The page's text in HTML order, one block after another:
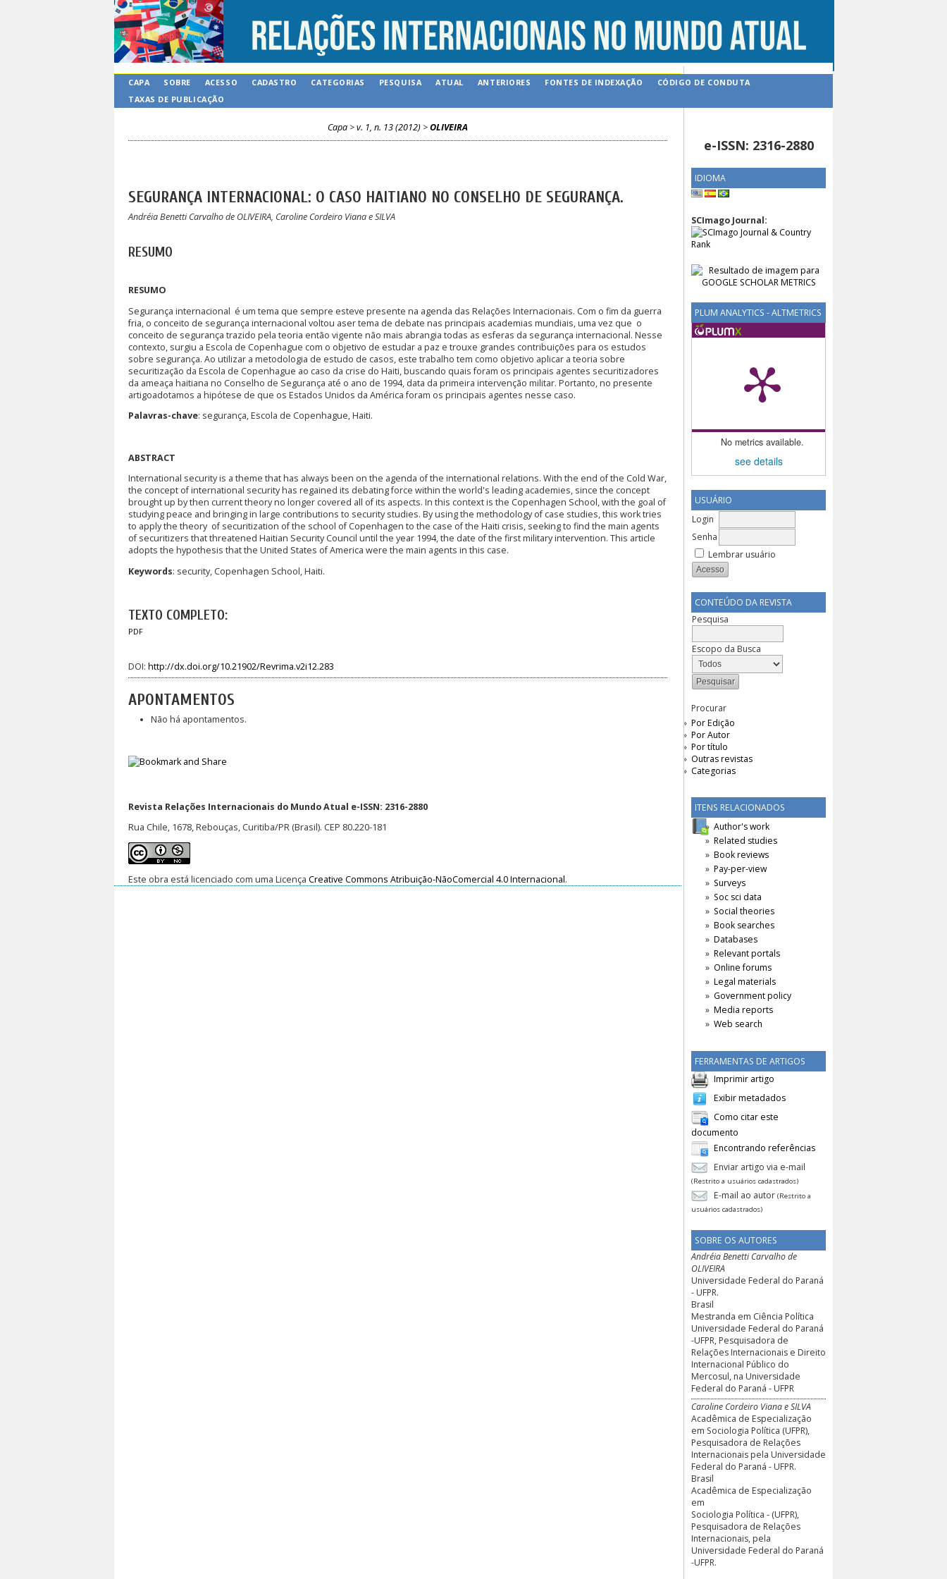
e-ISSN: 2316-2880
IDIOMA
SCImago Journal:
PLUM ANALYTICS - ALTMETRICS
No metrics available.
see details
USUÁRIO
Login
Senha
Lembrar usuário
CONTEÚDO DA REVISTA
Pesquisa
Escopo da Busca
Procurar
Por Edição
Por Autor
Por título
Outras revistas
Categorias
ITENS RELACIONADOS
Author's work
Related studies
Book reviews
Pay-per-view
Surveys
Soc sci data
Social theories
Book searches
Databases
Relevant portals
Online forums
Legal materials
Government policy
Media reports
Web search
FERRAMENTAS DE ARTIGOS
Imprimir artigo
Exibir metadados
Como citar este
documento
Encontrando referências
Enviar artigo via e-mail
(Restrito a usuários cadastrados)
E-mail ao autor (Restrito a
usuários cadastrados)
SOBRE OS AUTORES
Andréia Benetti Carvalho de
OLIVEIRA
Universidade Federal do Paraná
- UFPR.
Brasil
Mestranda em Ciência Política
Universidade Federal do Paraná
-UFPR, Pesquisadora de
Relações Internacionais e Direito
Internacional Público do
Mercosul, na Universidade
Federal do Paraná - UFPR
Caroline Cordeiro Viana e SILVA
Acadêmica de Especialização
em Sociologia Política (UFPR),
Pesquisadora de Relações
Internacionais pela Universidade
Federal do Paraná - UFPR.
Brasil
Acadêmica de Especialização
em
Sociologia Política - (UFPR),
Pesquisadora de Relações
Internacionais, pela
Universidade Federal do Paraná
-UFPR.
CAPA SOBRE ACESSO CADASTRO CATEGORIAS PESQUISA ATUAL ANTERIORES FONTES DE INDEXAÇÃO
CÓDIGO DE CONDUTA
TAXAS DE PUBLICAÇÃO
Capa >v. 1, n. 13 (2012) >OLIVEIRA
SEGURANÇA INTERNACIONAL: O CASO HAITIANO NO CONSELHO DE SEGURANÇA.
Andréia Benetti Carvalho de OLIVEIRA, Caroline Cordeiro Viana e SILVA
RESUMO
RESUMO
Segurança internacional é um tema que sempre esteve presente na agenda das Relações Internacionais. Com o fim da guerra
fria, o conceito de segurança internacional voltou aser tema de debate nas principais academias mundiais, uma vez que o
conceito de segurança trazido pela teoria então vigente não mais abrangia todas as esferas da segurança internacional. Nesse
contexto, surgiu a Escola de Copenhague com o objetivo de estudar a paz e trouxe grandes contribuições para os estudos
sobre segurança. Ao utilizar a metodologia de estudo de casos, este trabalho tem como objetivo aplicar a teoria sobre
securitização da Escola de Copenhague ao caso da crise do Haiti, buscando quais foram os principais agentes securitizadores
da ameaça haitiana no Conselho de Segurança até o ano de 1994, data da primeira intervenção militar. Portanto, no presente
artigoadotamos a hipótese de que os Estados Unidos da América foram os principais agentes nesse caso.
Palavras-chave: segurança, Escola de Copenhague, Haiti.
ABSTRACT
International security is a theme that has always been on the agenda of the international relations. With the end of the Cold War,
the concept of international security has regained its debating force within the world's leading academies, since the concept
brought up by then current theory no longer covered all of its aspects. In this context is the Copenhagen School, with the goal of
studying peace and bringing in large contributions to security studies. By using the methodology of case studies, this work tries
to apply the theory of securitization of the school of Copenhagen to the case of the Haiti crisis, seeking to find the main agents
of securitizers that threatened Haitian Security Council until the year 1994, the date of the first military intervention. This article
adopts the hypothesis that the United States of America were the main agents in this case.
Keywords: security, Copenhagen School, Haiti.
TEXTO COMPLETO:
PDF
DOI: http://dx.doi.org/10.21902/Revrima.v2i12.283
APONTAMENTOS
Não há apontamentos.
Revista Relações Internacionais do Mundo Atual e-ISSN: 2316-2880
Rua Chile, 1678, Rebouças, Curitiba/PR (Brasil). CEP 80.220-181
Este obra está licenciado com uma Licença Creative Commons Atribuição-NãoComercial 4.0 Internacional.